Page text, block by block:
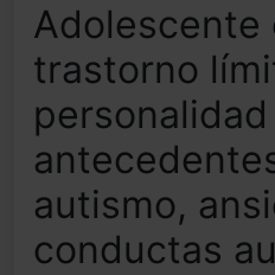
Adolescente
trastorno
autismo,
conductas